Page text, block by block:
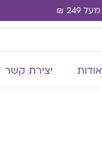
אודות יצירת קשר